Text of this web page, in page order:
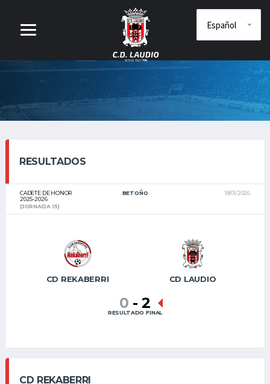
RESULTADOS
CADETE DE HONOR
2025-2026
BETOÑO
18/01/2026
(JORNADA 15)
CD REKABERRI CD LAUDIO
0 - 2
RESULTADO FINAL
CD REKABERRI